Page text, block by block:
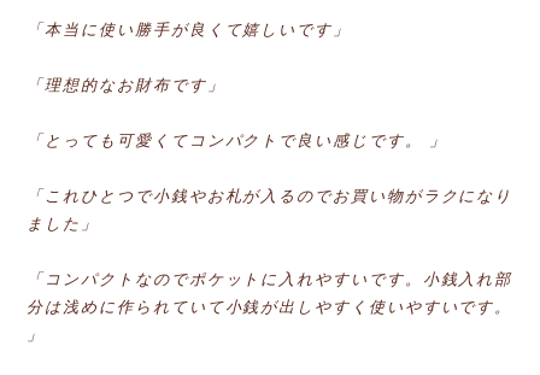
「本当に使い勝手が良くて嬉しいです」
「理想的なお財布です」
「とっても可愛くてコンパクトで良い感じです。 」
「これひとつで小銭やお札が入るのでお買い物がラクになり
ました」
「コンパクトなのでポケットに入れやすいです。小銭入れ部
分は浅めに作られていて小銭が出しやすく使いやすいです。
」